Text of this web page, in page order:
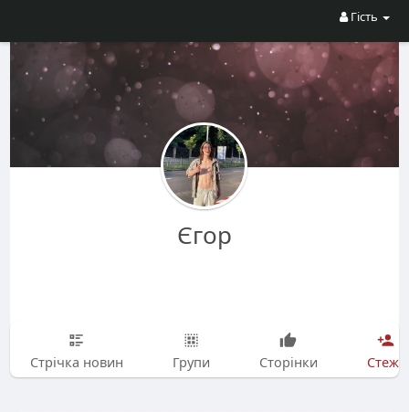
Гість
Єгор
Стрічка новин Групи Сторінки Стежу